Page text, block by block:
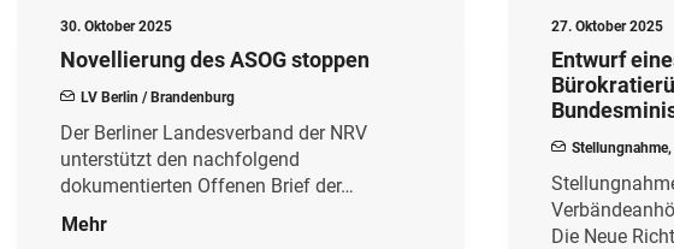
30. Oktober 2025
Novellierung des ASOG stoppen
LV Berlin / Brandenburg
Der Berliner Landesverband der NRV
unterstützt den nachfolgend
dokumentierten Offenen Brief der…
Mehr
27. Oktober 2025
Entwurf
Stellungnahme,
Die Neue